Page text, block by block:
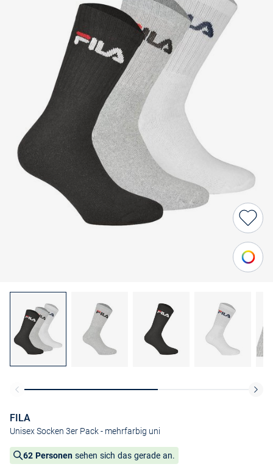
FILA
Unisex Socken 3er Pack- mehrfarbig uni
62 Personen sehen sich das gerade an.